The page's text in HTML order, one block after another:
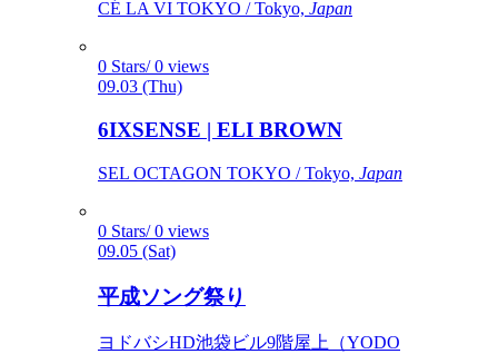
CÉ LA VI TOKYO / Tokyo, Japan
0 Stars/ 0 views
09.03 (Thu)
6IXSENSE | ELI BROWN
SEL OCTAGON TOKYO / Tokyo, Japan
0 Stars/ 0 views
09.05 (Sat)
平成ソング祭り
ヨドバシHD池袋ビル9階屋上（YODO